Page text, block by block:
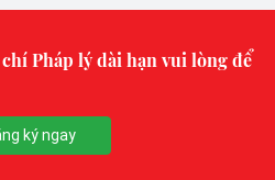
Pháp lý dài hạn vui lòng để
ký ngay